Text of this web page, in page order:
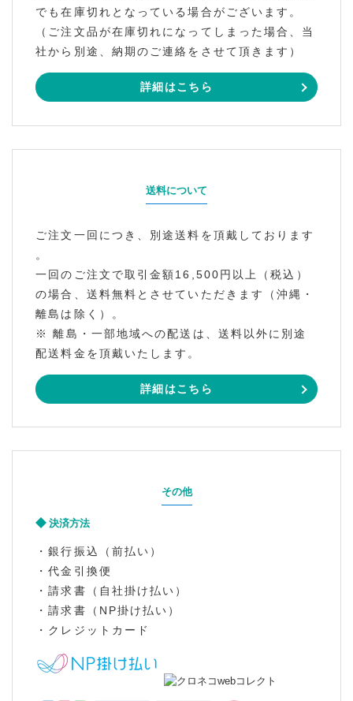
でも在庫切れとなっている場合がございます。
（ご注文品が在庫切れになってしまった場合、当
社から別途、納期のご連絡をさせて頂きます）
詳細はこちら
送料について
ご注文一回につき、別途送料を頂戴しております
。
一回のご注文で取引金額16,500円以上（税込）
の場合、送料無料とさせていただきます（沖縄・
離島は除く）。
※ 離島・一部地域への配送は、送料以外に別途
配送料金を頂戴いたします。
詳細はこちら
その他
決済方法
・銀行振込（前払い）
・代金引換便
・請求書（自社掛け払い）
・請求書（NP掛け払い）
・クレジットカード